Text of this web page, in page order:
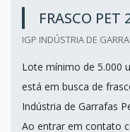
FRASCO PET
IGP INDÚSTRIA DE
Lote mínimo de 5.000
está em busca de
Indústria de Garrafas
Ao entrar em contato